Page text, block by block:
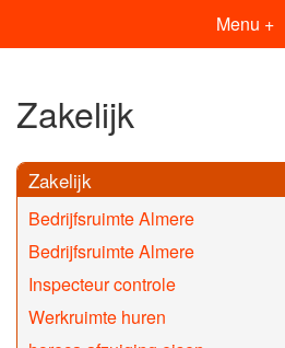
Menu +
Zakelijk
Zakelijk
Bedrijfsruimte Almere
Bedrijfsruimte Almere
Inspecteur controle
Werkruimte huren